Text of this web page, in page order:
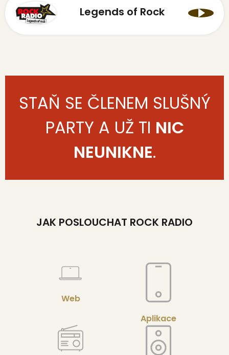
Legends of Rock
STAŇ SE ČLENEM SLUŠNÝ
PARTY A UŽ TI NIC
NEUNIKNE.
JAK POSLOUCHAT ROCK RADIO
Web
Aplikace